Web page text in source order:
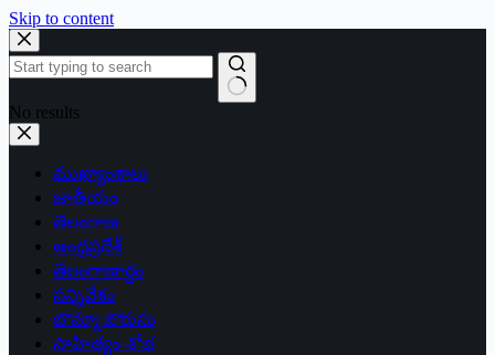
Skip to content
No results
ముఖ్యాంశాలు
జాతీయం
తెలంగాణ
ఆంధ్రప్రదేశ్
తెలంగాణార్థం
సన్నివేశం
బొమ్మా బొరుసు
సాహిత్యం-శోభ